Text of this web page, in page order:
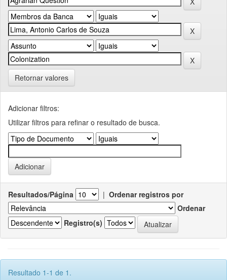
Retornar valores
Adicionar filtros:
Utilizar filtros para refinar o resultado de busca.
Resultados/Página | Ordenar registros por
Ordenar
Registro(s)
Resultado 1-1 de 1.